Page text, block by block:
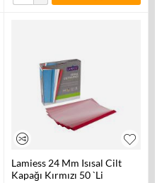
Lamiess 24 Mm Isısal Cilt
Kapağı Kırmızı 50 `Li